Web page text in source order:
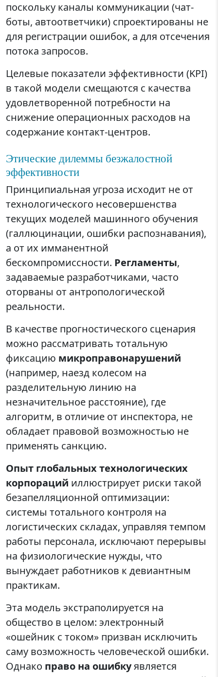
поскольку каналы коммуникации (чат-
боты, автоответчики) спроектированы не
для регистрации ошибок, а для отсечения
потока запросов.
Целевые показатели эффективности (KPI)
в такой модели смещаются с качества
удовлетворенной потребности на
снижение операционных расходов на
содержание контакт-центров.
Этические дилеммы безжалостной
эффективности
Принципиальная угроза исходит не от
технологического несовершенства
текущих моделей машинного обучения
(галлюцинации, ошибки распознавания),
а от их имманентной
бескомпромиссности. Регламенты,
задаваемые разработчиками, часто
оторваны от антропологической
реальности.
В качестве прогностического сценария
можно рассматривать тотальную
фиксацию микроправонарушений
(например, наезд колесом на
разделительную линию на
незначительное расстояние), где
алгоритм, в отличие от инспектора, не
обладает правовой возможностью не
применять санкцию.
Опыт глобальных технологических
корпораций иллюстрирует риски такой
безапелляционной оптимизации:
системы тотального контроля на
логистических складах, управляя темпом
работы персонала, исключают перерывы
на физиологические нужды, что
вынуждает работников к девиантным
практикам.
Эта модель экстраполируется на
общество в целом: электронный
«ошейник с током» призван исключить
саму возможность человеческой ошибки.
Однако право на ошибкуявляется